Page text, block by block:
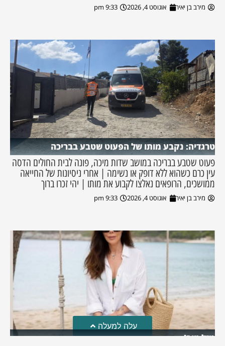
מירב בן יאיר אוגוסט 4, 2026 9:33 pm
טרגדיה: נקבע מותו של הפעוט שטבע בבריכה
פעוט שטבע בבריכה במושב שדות מיכה, פונה לבית החולים הדסה
עין כרם כשהוא ללא דופק או נשימה | אחרי ניסיונות של החייאה
ממושכים, הרופאים נאלצו לקבוע את מותו | יהי זכרו ברוך
מירב בן יאיר אוגוסט 4, 2026 9:33 pm
מזל טוב!
עלה למעלה